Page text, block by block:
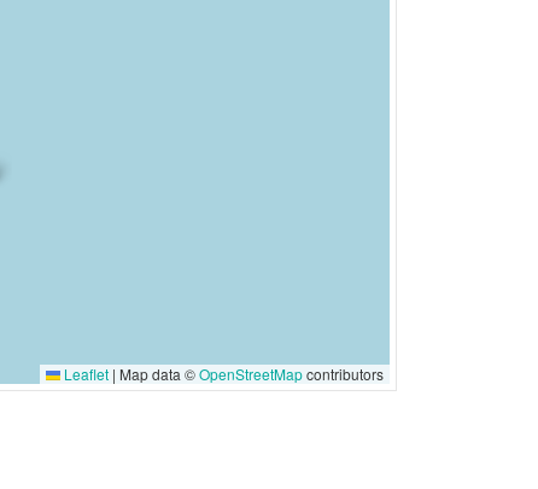
Leaflet | Map data ©OpenStreetMapcontributors